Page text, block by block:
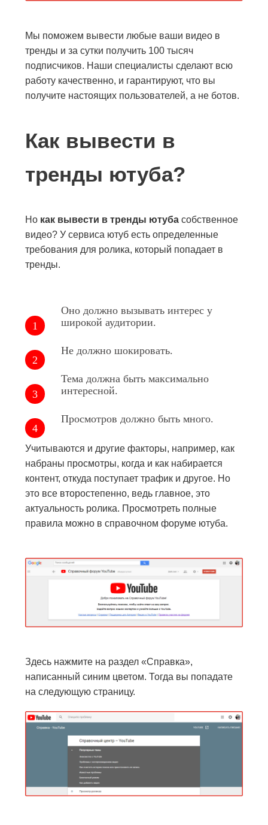
Мы поможем вывести любые ваши видео в
тренды и за сутки получить 100 тысяч
подписчиков. Наши специалисты сделают всю
работу качественно, и гарантируют, что вы
получите настоящих пользователей, а не ботов.
Как вывести в
тренды ютуба?
Но как вывести в тренды ютубасобственное
видео? У сервиса ютуб есть определенные
требования для ролика, который попадает в
тренды.
Оно должно вызывать интерес у
широкой аудитории.
Не должно шокировать.
Тема должна быть максимально
интересной.
Просмотров должно быть много.
Учитываются и другие факторы, например, как
набраны просмотры, когда и как набирается
контент, откуда поступает трафик и другое. Но
это все второстепенно, ведь главное, это
актуальность ролика. Просмотреть полные
правила можно в справочном форуме ютуба.
Здесь нажмите на раздел «Справка»,
написанный синим цветом. Тогда вы попадате
на следующую страницу.